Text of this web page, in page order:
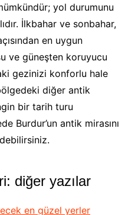
yol durumunu
İlkbahar ve sonbahar,
en uygun
ve güneşten koruyucu
gezinizi konforlu hale
diğer antik
bir tarih turu
Burdur’un antik mirasını
diğer yazılar
en güzel yerler